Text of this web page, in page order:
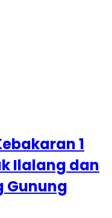
1
Ilalang dan
Gunung